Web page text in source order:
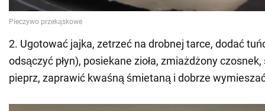
2. Ugotować jajka, zetrzeć na drobnej tarce, dodać
odsączyć płyn), posiekane zioła, zmiażdżony
pieprz, zaprawić kwaśną śmietaną i dobrze